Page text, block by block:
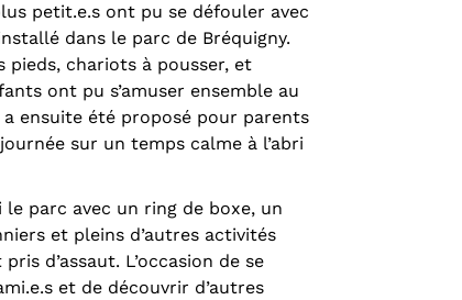
petit.e.s ont pu se défouler avec
dans le parc de Bréquigny.
pieds, chariots à pousser, et
ont pu s’amuser ensemble au
ensuite été proposé pour parents
sur un temps calme à l’abri
le parc avec un ring de boxe, un
et pleins d’autres activités
d’assaut. L’occasion de se
et de découvrir d’autres